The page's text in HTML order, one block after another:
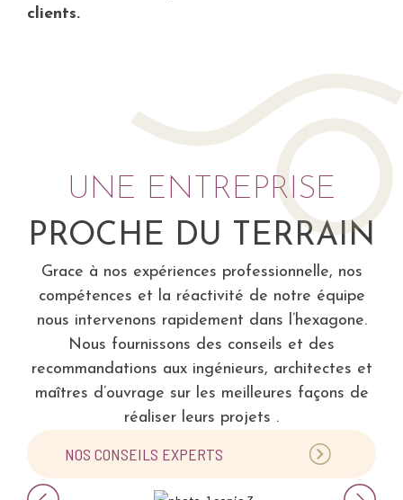
clients.
UNE ENTREPRISE
PROCHE DU TERRAIN
Grace à nos expériences professionnelle, nos
compétences et la réactivité de notre équipe
nous intervenons rapidement dans l’hexagone.
Nous fournissons des conseils et des
recommandations aux ingénieurs, architectes et
maîtres d’ouvrage sur les meilleures façons de
réaliser leurs projets .
NOS CONSEILS EXPERTS